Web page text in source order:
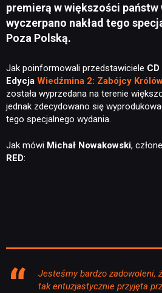
premierą w większości państw
wyczerpano nakład tego
Poza Polską.
Jak poinformowali przedstawiciele
Edycja Wiedźmina 2: Zabójcy
została wyprzedana na terenie
jednak zdecydowano się
tego specjalnego wydania.
Jak mówi Michał Nowakowski,
RED:
Jesteśmy bardzo zadowoleni,
tak entuzjastycznie przyjęta